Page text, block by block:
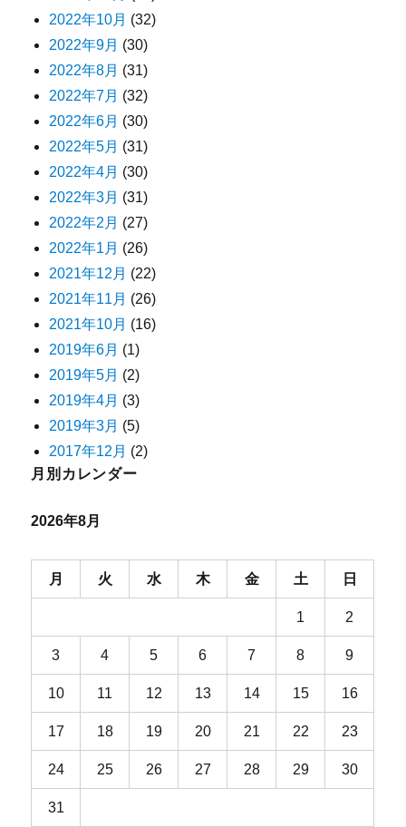
2022年10月 (32)
2022年9月 (30)
2022年8月 (31)
2022年7月 (32)
2022年6月 (30)
2022年5月 (31)
2022年4月 (30)
2022年3月 (31)
2022年2月 (27)
2022年1月 (26)
2021年12月 (22)
2021年11月 (26)
2021年10月 (16)
2019年6月 (1)
2019年5月 (2)
2019年4月 (3)
2019年3月 (5)
2017年12月 (2)
月別カレンダー
2026年8月
月 火 水 木 金 土 日
1 2
3 4 5 6 7 8 9
10 11 12 13 14 15 16
17 18 19 20 21 22 23
24 25 26 27 28 29 30
31